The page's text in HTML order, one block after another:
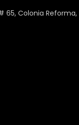
65, Colonia Reforma,